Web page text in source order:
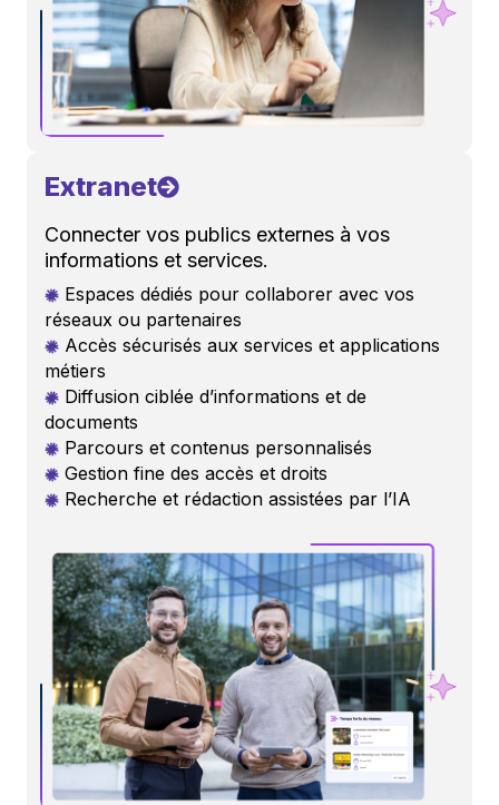
Extranet
Connecter vos publics externes à vos
informations et services.
Espaces dédiés pour collaborer avec vos
réseaux ou partenaires
Accès sécurisés aux services et applications
métiers
Diffusion ciblée d’informations et de
documents
Parcours et contenus personnalisés
Gestion fine des accès et droits
Recherche et rédaction assistées par l’IA